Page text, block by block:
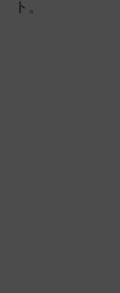
ト。